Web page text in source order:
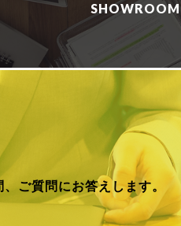
SHOWROOM
ご質問にお答えします。